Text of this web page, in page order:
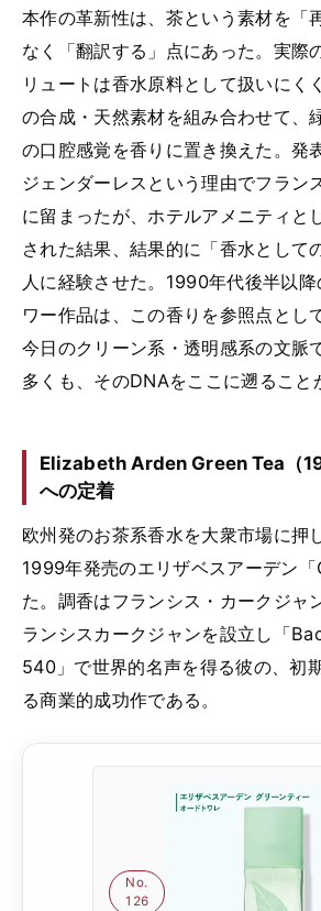
本作の革新性は、茶という素材を「
なく「翻訳する」点にあった。実際
リュートは香水原料として扱いにく
の合成・天然素材を組み合わせて、
の口腔感覚を香りに置き換えた。発
ジェンダーレスという理由でフラン
に留まったが、ホテルアメニティと
された結果、結果的に「香水として
人に経験させた。1990年代後半以降
ワー作品は、この香りを参照点とし
今日のクリーン系・透明感系の文脈
多くも、そのDNAをここに遡ること
Elizabeth Arden Green Tea（
への定着
欧州発のお茶系香水を大衆市場に押
1999年発売のエリザベスアーデン
た。調香はフランシス・カークジャ
ランシスカークジャンを設立し「
540」で世界的名声を得る彼の、初
る商業的成功作である。
No.
126